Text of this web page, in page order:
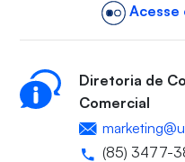
Acesse
Diretoria de
Comercial
(85) 3477-